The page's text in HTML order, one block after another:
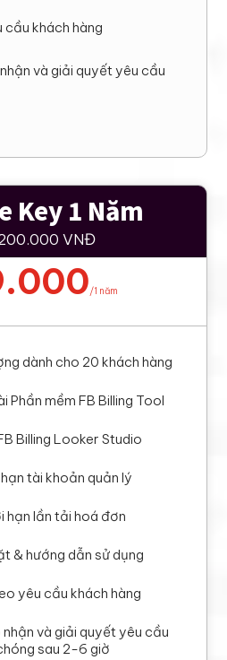
khách hàng
và giải quyết yêu cầu
Key 1 Năm
VNĐ
/1 năm
dành cho 20 khách hàng
Phần mềm FB Billing Tool
Billing Looker Studio
tài khoản quản lý
hạn lần tải hoá đơn
& hướng dẫn sử dụng
yêu cầu khách hàng
và giải quyết yêu cầu
sau 2-6 giờ